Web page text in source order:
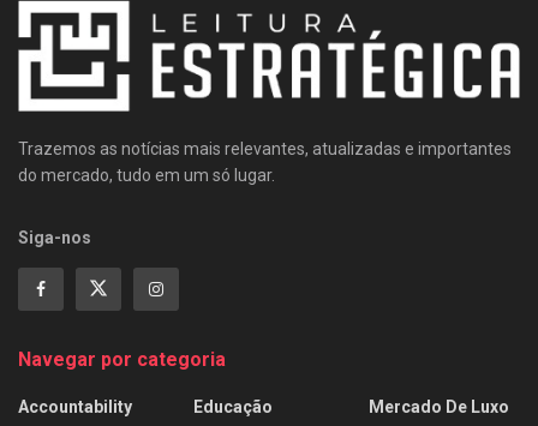
Trazemos as notícias mais relevantes, atualizadas e importantes
do mercado, tudo em um só lugar.
Siga-nos
Navegar por categoria
Accountability
Educação
Mercado De Luxo